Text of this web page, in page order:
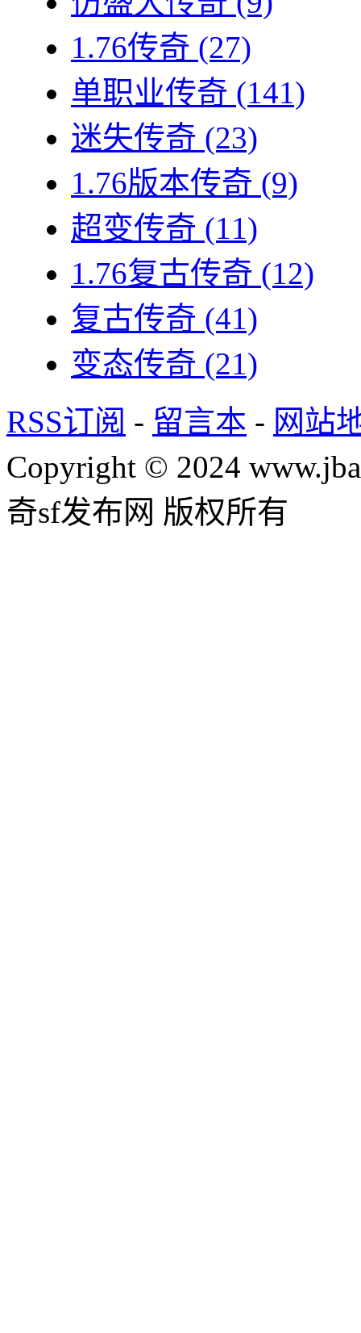
1.76传奇 (27)
单职业传奇 (141)
迷失传奇 (23)
1.76版本传奇 (9)
超变传奇 (11)
1.76复古传奇 (12)
复古传奇 (41)
变态传奇 (21)
RSS订阅 - 留言本 - 网站
Copyright © 2024
奇sf发布网 版权所有